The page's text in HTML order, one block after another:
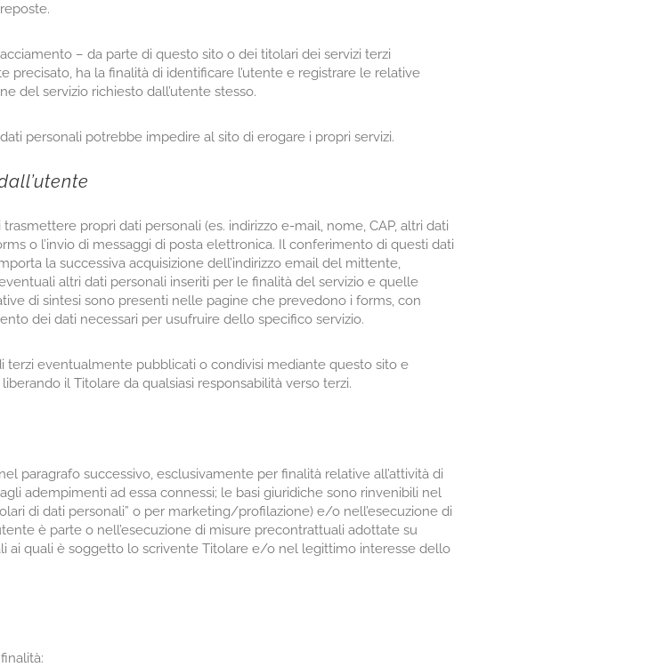
– da parte di questo sito o dei titolari dei servizi terzi
ha la finalità di identificare l’utente e registrare le relative
del servizio richiesto dall’utente stesso.
personali potrebbe impedire al sito di erogare i propri servizi.
propri dati personali (es. indirizzo e-mail, nome, CAP, altri dati
o l’invio di messaggi di posta elettronica. Il conferimento di questi dati
la successiva acquisizione dell’indirizzo email del mittente,
altri dati personali inseriti per le finalità del servizio e quelle
di sintesi sono presenti nelle pagine che prevedono i forms, con
dei dati necessari per usufruire dello specifico servizio.
terzi eventualmente pubblicati o condivisi mediante questo sito e
il Titolare da qualsiasi responsabilità verso terzi.
paragrafo successivo, esclusivamente per finalità relative all’attività di
agli adempimenti ad essa connessi; le basi giuridiche sono rinvenibili nel
di dati personali” o per marketing/profilazione) e/o nell’esecuzione di
è parte o nell’esecuzione di misure precontrattuali adottate su
ai quali è soggetto lo scrivente Titolare e/o nel legittimo interesse dello